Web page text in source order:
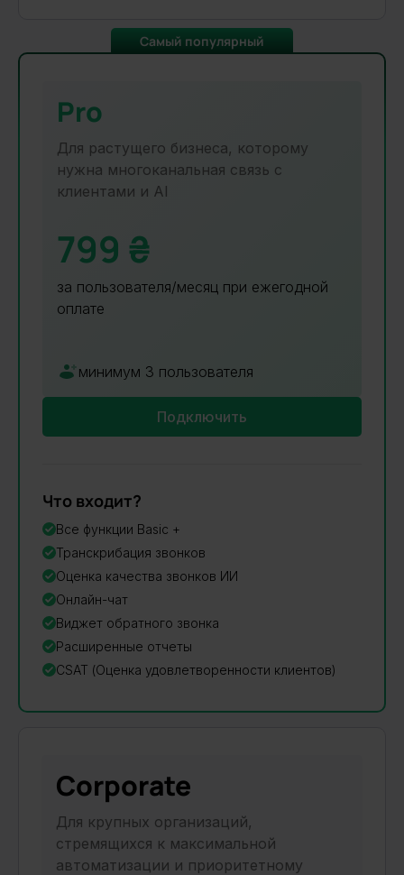
Pro
Для растущего бизнеса, которому
нужна многоканальная связь с
клиентами и AI
799 ₴
за пользователя/месяц при ежегодной
оплате
минимум 3 пользователя
Подключить
Что входит?
Все функции Basic +
Транскрибация звонков
Оценка качества звонков ИИ
Онлайн-чат
Виджет обратного звонка
Расширенные отчеты
CSAT (Оценка удовлетворенности клиентов)
Самый популярный
Corporate
Для крупных организаций,
стремящихся к максимальной
автоматизации и приоритетному